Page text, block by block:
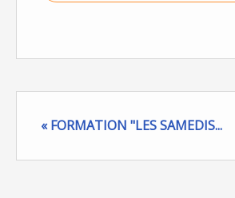
« FORMATION "LES SAMEDIS...